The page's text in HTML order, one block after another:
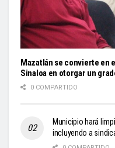
Mazatlán se convierte en
Sinaloa en otorgar un
0 COMPARTIDO
Municipio hará
incluyendo a